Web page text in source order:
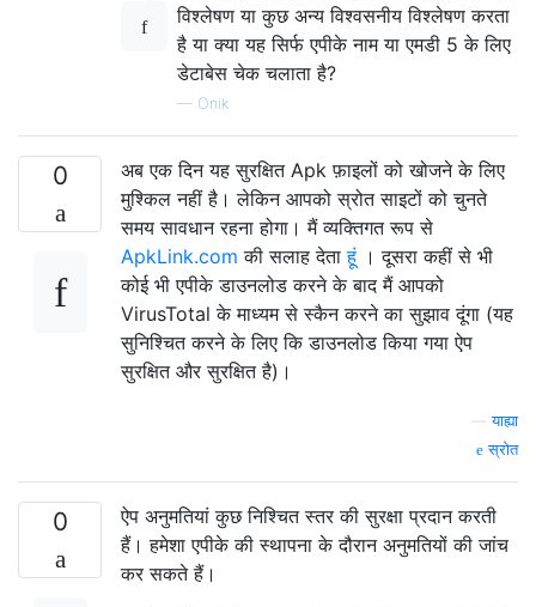
विश्लेषण या कुछ अन्य विश्वसनीय विश्लेषण करता
है या क्या यह सिर्फ एपीके नाम या एमडी 5 के लिए
डेटाबेस चेक चलाता है?
— Onik
0
अब एक दिन यह सुरक्षित Apk फ़ाइलों को खोजने के लिए
मुश्किल नहीं है। लेकिन आपको स्रोत साइटों को चुनते
समय सावधान रहना होगा। मैं व्यक्तिगत रूप से
ApkLink.com की सलाह देताहूं । दूसरा कहीं से भी
कोई भी एपीके डाउनलोड करने के बाद मैं आपको
VirusTotal के माध्यम से स्कैन करने का सुझाव दूंगा (यह
सुनिश्चित करने के लिए कि डाउनलोड किया गया ऐप
सुरक्षित और सुरक्षित है)।
—याह्या
स्रोत
0
ऐप अनुमतियां कुछ निश्चित स्तर की सुरक्षा प्रदान करती
हैं। हमेशा एपीके की स्थापना के दौरान अनुमतियों की जांच
कर सकते हैं।